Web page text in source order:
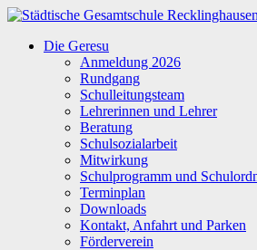
Zum
springen
Städtische
Gesamtschule
Recklinghausen-
Suderwich
Die Geresu
Anmeldung 2026
Rundgang
Schulleitungsteam
Lehrerinnen und Lehrer
Beratung
Schulsozialarbeit
Mitwirkung
Schulprogramm und
Terminplan
Downloads
Kontakt, Anfahrt und Parken
Förderverein